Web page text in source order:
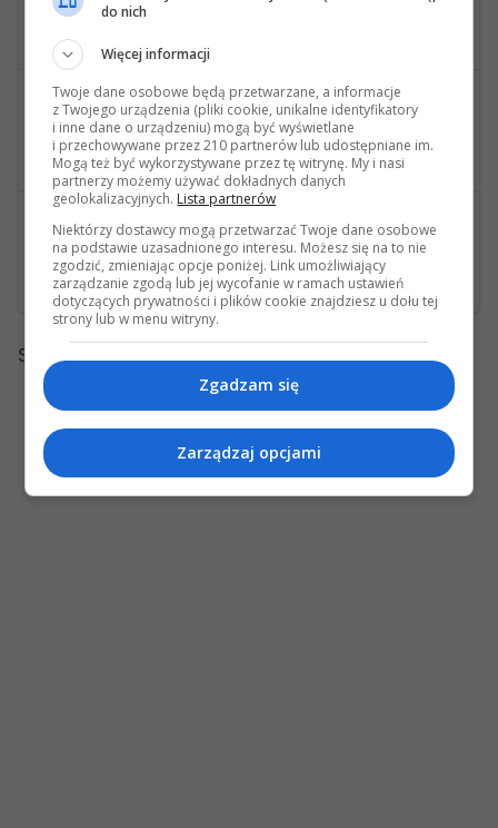
Pompka foteli podłączenie
wysłana przez slawqo 2 45864
Ostatnia wiadomość: 06 Marca 2020, 12:54 28s wysłana przez boles
Zawieszenie silnika Mercedes E350 CDI 3.0 V6 212.025 OM 642.850
Strony:
do nich
Więcej informacji
Twoje dane osobowe będą przetwarzane, a informacje
z Twojego urządzenia (pliki cookie, unikalne identyfikatory
i inne dane o urządzeniu) mogą być wyświetlane
i przechowywane przez 210 partnerów lub udostępniane im.
Mogą też być wykorzystywane przez tę witrynę. My i nasi
partnerzy możemy używać dokładnych danych
geolokalizacyjnych. Lista partnerów
Niektórzy dostawcy mogą przetwarzać Twoje dane osobowe
na podstawie uzasadnionego interesu. Możesz się na to nie
zgodzić, zmieniając opcje poniżej. Link umożliwiający
zarządzanie zgodą lub jej wycofanie w ramach ustawień
dotyczących prywatności i plików cookie znajdziesz u dołu tej
strony lub w menu witryny.
Zgadzam się
Zarządzaj opcjami